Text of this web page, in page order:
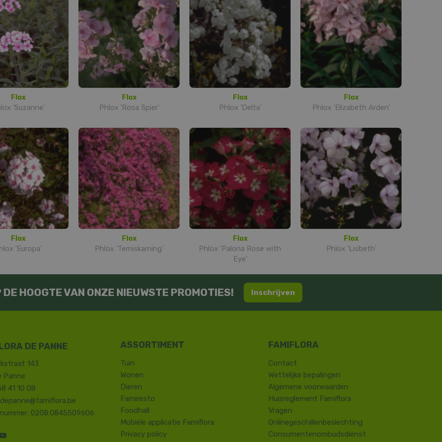
Flox
'Suzanne'
Flox
Phlox 'Rosa Spier'
Flox
Phlox 'Delta'
Flox
Phlox 'Elizabeth Arden'
Flox
'Europa'
Flox
Phlox 'Temiskaming'
Flox
Phlox 'Palona Rose with
Eye'
Flox
Phlox 'Lisbeth'
HOOGTE VAN ONZE NIEUWSTE PROMOTIES! Inschrijven
DE PANNE
143
Panne
41 10 08
0208:0845509606
Tuin
Wonen
Dieren
Famiresto
Foodhall
Mobiele applicatie Famiflora
Privacy policy
Contact
​Wettelijke bepalingen
Algemene voorwaarden
Huisreglement Famiflora
Vragen
Onlinegeschillenbeslechting
Consumentenombudsdienst